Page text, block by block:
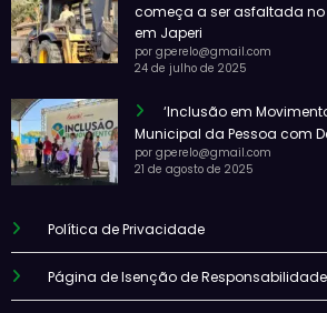
começa a ser asfaltada no
em Japeri
por gperelo@gmail.com
24 de julho de 2025
‘Inclusão em
Municipal da Pessoa com
por gperelo@gmail.com
21 de agosto de 2025
Política de Privacidade
Página de Isenção de Responsabilidade